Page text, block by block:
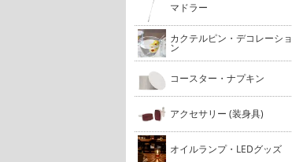
マドラー
カクテルピン・デコレーショ
ン
コースター・ナプキン
アクセサリー (装身具)
オイルランプ・LEDグッズ